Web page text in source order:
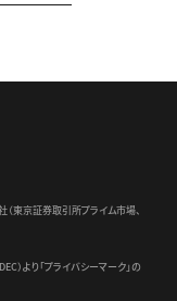
（東京証券取引所プライム市場、
）より 「プライバシーマーク」の